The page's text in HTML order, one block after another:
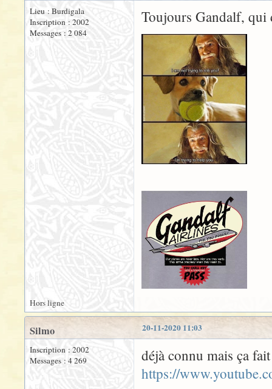
Lieu : Burdigala
Inscription : 2002
Messages : 2 084
Toujours Gandalf, qui
Hors ligne
20-11-2020 11:03
Silmo
Inscription : 2002
Messages : 4 269
déjà connu mais ça
https://